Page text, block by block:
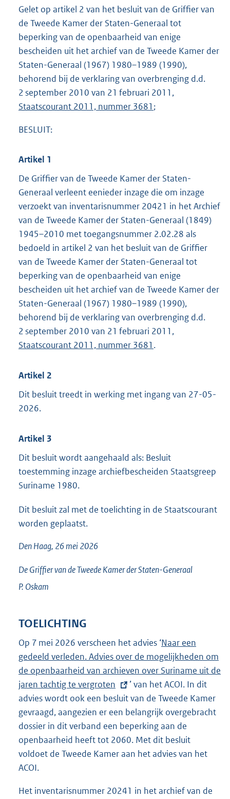
Gelet op artikel 2 van het besluit van de Griffier van
de Tweede Kamer der Staten-Generaal tot
beperking van de openbaarheid van enige
bescheiden uit het archief van de Tweede Kamer der
Staten-Generaal (1967) 1980–1989 (1990),
behorend bij de verklaring van overbrenging d.d.
2 september 2010 van 21 februari 2011,
Staatscourant 2011, nummer 3681 ;
BESLUIT:
Artikel 1
De Griffier van de Tweede Kamer der Staten-
Generaal verleent eenieder inzage die om inzage
verzoekt van inventarisnummer 20421 in het Archief
van de Tweede Kamer der Staten-Generaal (1849)
1945–2010 met toegangsnummer 2.02.28 als
bedoeld in artikel 2 van het besluit van de Griffier
van de Tweede Kamer der Staten-Generaal tot
beperking van de openbaarheid van enige
bescheiden uit het archief van de Tweede Kamer der
Staten-Generaal (1967) 1980–1989 (1990),
behorend bij de verklaring van overbrenging d.d.
2 september 2010 van 21 februari 2011,
Staatscourant 2011, nummer 3681 .
Artikel 2
Dit besluit treedt in werking met ingang van 27-05-
2026.
Artikel 3
Dit besluit wordt aangehaald als: Besluit
toestemming inzage archiefbescheiden Staatsgreep
Suriname 1980.
Dit besluit zal met de toelichting in de Staatscourant
worden geplaatst.
Den Haag, 26 mei 2026
De Griffier van de Tweede Kamer der Staten-Generaal
P. Oskam
TOELICHTING
Op 7 mei 2026 verscheen het advies ‘E
x
t
e
r
n
e
l
i
:
Naar een
gedeeld verleden. Advies over de mogelijkheden om
de openbaarheid van archieven over Suriname uit de
jaren tachtig te vergroten
’ van het ACOI. In dit
advies wordt ook een besluit van de Tweede Kamer
gevraagd, aangezien er een belangrijk overgebracht
dossier in dit verband een beperking aan de
openbaarheid heeft tot 2060. Met dit besluit
voldoet de Tweede Kamer aan het advies van het
ACOI.
Het inventarisnummer 20241 in het archief van de